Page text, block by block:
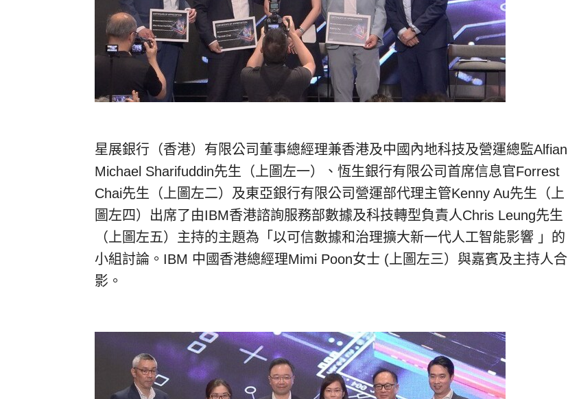
星展銀行（香港）有限公司董事總經理兼香港及中國內地科技及營運總監Alfian
Michael Sharifuddin先生（上圖左一）、恆生銀行有限公司首席信息官Forrest
Chai先生（上圖左二）及東亞銀行有限公司營運部代理主管Kenny Au先生（上
圖左四）出席了由IBM香港諮詢服務部數據及科技轉型負責人Chris Leung先生
（上圖左五）主持的主題為「以可信數據和治理擴大新一代人工智能影響 」的
小組討論。IBM 中國香港總經理Mimi Poon女士 (上圖左三）與嘉賓及主持人合
影。